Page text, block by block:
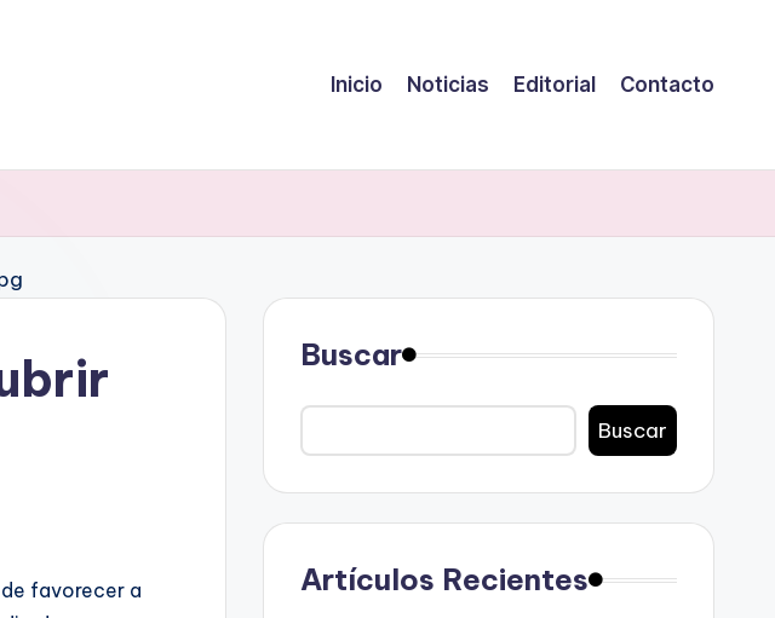
Inicio Noticias Editorial Contacto
favorecer a
Buscar
Buscar
Artículos Recientes